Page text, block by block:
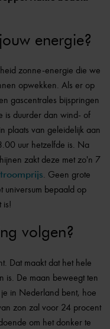
energie?
zonne-energie die we
opwekken. Als er op
gascentrales bijspringen
is duurder dan wind- of
plaats van geleidelijk aan
uur hetzelfde is. Na
zakt deze met zo'n 7
. Geen grote
universum bepaald op
is!
volgen?
Dat maakt dat het hele
is. De maan beweegt ten
in Nederland bent, hoe
zon zal voor 24 procent
om het donker te